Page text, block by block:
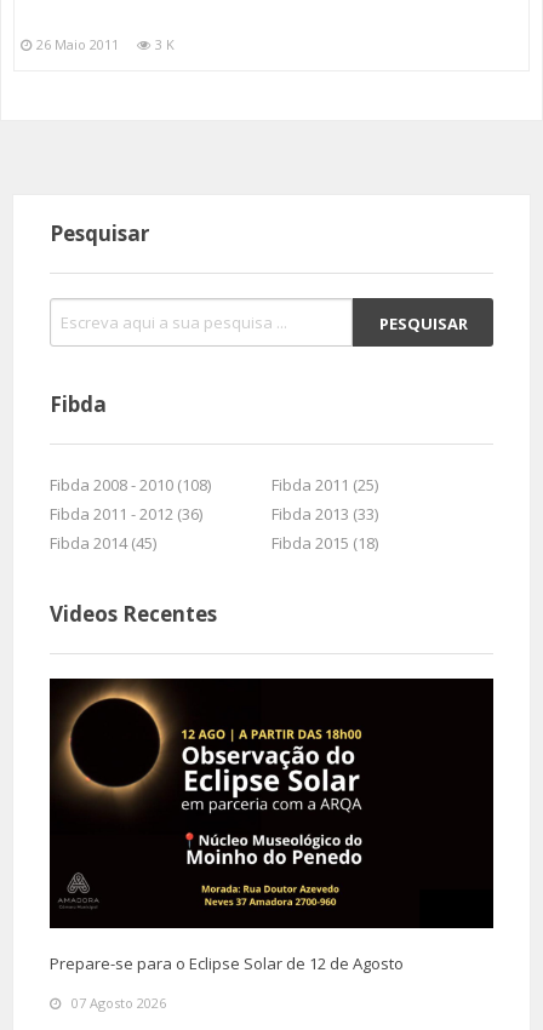
26 Maio 2011 3 K
Pesquisar
Fibda
Fibda 2008 - 2010 (108)
Fibda 2011 (25)
Fibda 2011 - 2012 (36)
Fibda 2013 (33)
Fibda 2014 (45)
Fibda 2015 (18)
Videos Recentes
Prepare-se para o Eclipse Solar de 12 de Agosto
07 Agosto 2026